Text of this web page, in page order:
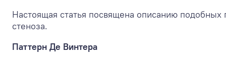
Настоящая статья посвящена описанию
стеноза.
Паттерн Де Винтера